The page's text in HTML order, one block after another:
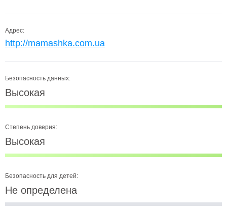
Адрес:
http://mamashka.com.ua
Безопасность данных:
Высокая
Степень доверия:
Высокая
Безопасность для детей:
Не определена